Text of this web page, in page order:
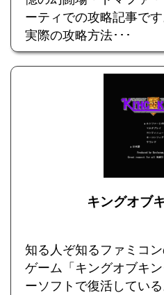
ーティでの攻略記事です
実際の攻略方法･･･
キングオブ
知る人ぞ知るファミコ
ゲーム「キングオブキ
ーソフトで復活してい